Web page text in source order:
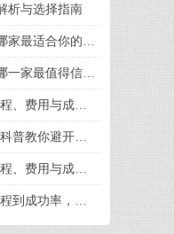
析与选择指南